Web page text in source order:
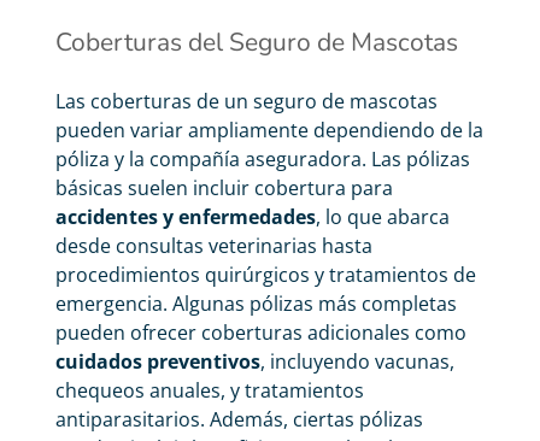
Coberturas del Seguro de Mascotas
Las coberturas de un seguro de mascotas
pueden variar ampliamente dependiendo de la
póliza y la compañía aseguradora. Las pólizas
básicas suelen incluir cobertura para
accidentes y enfermedades, lo que abarca
desde consultas veterinarias hasta
procedimientos quirúrgicos y tratamientos de
emergencia. Algunas pólizas más completas
pueden ofrecer coberturas adicionales como
cuidados preventivos, incluyendo vacunas,
chequeos anuales, y tratamientos
antiparasitarios. Además, ciertas pólizas